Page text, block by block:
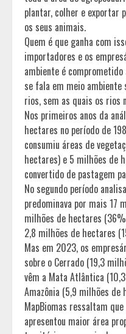
plantar, colher e exportar
os seus animais.
Quem é que ganha com
importadores e os
ambiente é
se fala em meio ambiente
rios, sem as quais os rios
Nos primeiros anos da
hectares no período de
consumiu áreas de
hectares) e 5 milhões de
convertido de pastagem
No segundo período
predominava por mais 17
milhões de hectares
2,8 milhões de hectares
Mas em 2023, os
sobre o Cerrado (19,3
vêm a Mata Atlântica
Amazônia (5,9 milhões de
MapBiomas ressaltam
apresentou maior área